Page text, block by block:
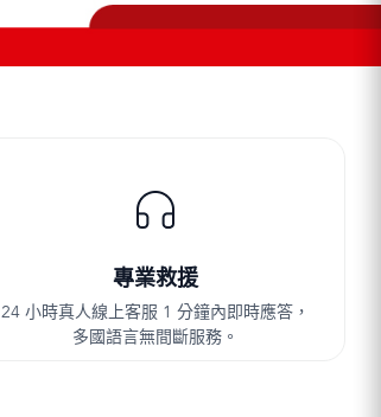
專業救援
24 小時真人線上客服 1 分鐘內即時應答，
多國語言無間斷服務。